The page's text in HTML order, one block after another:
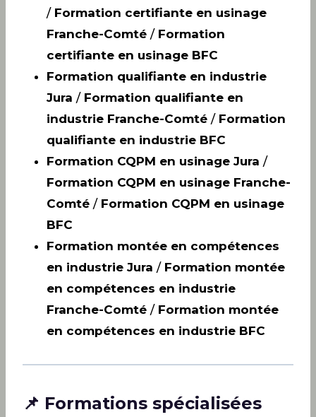
/ Formation certifiante en usinage
Franche-Comté / Formation
certifiante en usinage BFC
Formation qualifiante en industrie
Jura / Formation qualifiante en
industrie Franche-Comté / Formation
qualifiante en industrie BFC
Formation CQPM en usinage Jura /
Formation CQPM en usinage Franche-
Comté / Formation CQPM en usinage
BFC
Formation montée en compétences
en industrie Jura / Formation montée
en compétences en industrie
Franche-Comté / Formation montée
en compétences en industrie BFC
📌 Formations spécialisées